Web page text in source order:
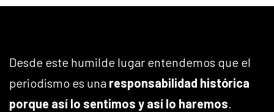
Desde este humilde lugar entendemos que el
periodismo es una responsabilidad histórica
porque así lo sentimos y así lo haremos.